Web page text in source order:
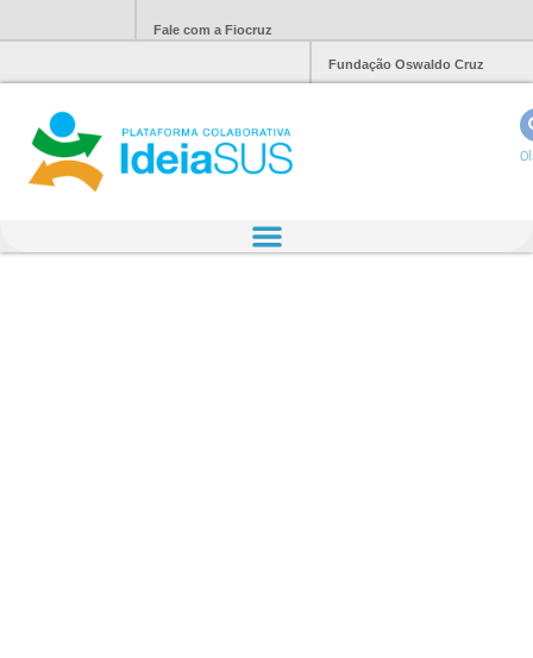
Fale com a Fiocruz
Fundação Oswaldo Cruz